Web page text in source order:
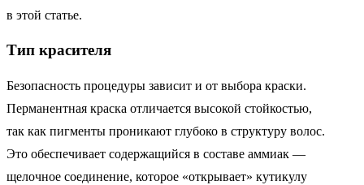
в этой статье.
Тип красителя
Безопасность процедуры зависит и от выбора краски.
Перманентная краска отличается высокой стойкостью,
так как пигменты проникают глубоко в структуру волос.
Это обеспечивает содержащийся в составе аммиак —
щелочное соединение, которое «открывает» кутикулу